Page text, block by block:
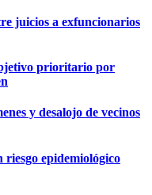
juicios a exfuncionarios
prioritario por
y desalojo de vecinos
riesgo epidemiológico